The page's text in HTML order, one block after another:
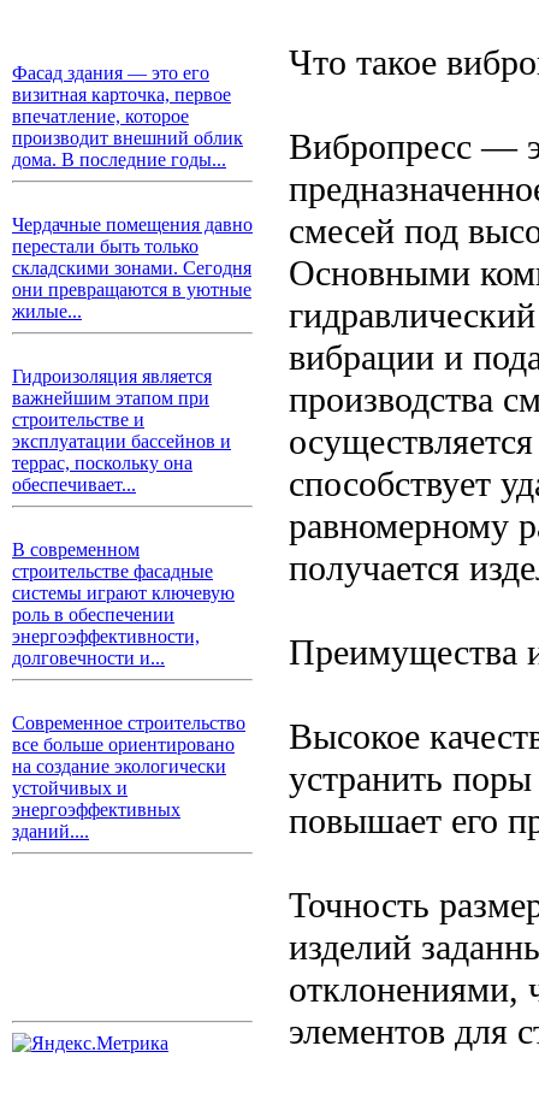
Фасад здания — это его
визитная карточка, первое
впечатление, которое
производит внешний облик
дома. В последние годы...
Чердачные помещения давно
перестали быть только
складскими зонами. Сегодня
они превращаются в уютные
жилые...
Гидроизоляция является
важнейшим этапом при
строительстве и
эксплуатации бассейнов и
террас, поскольку она
обеспечивает...
В современном
строительстве фасадные
системы играют ключевую
роль в обеспечении
энергоэффективности,
долговечности и...
Современное строительство
все больше ориентировано
на создание экологически
устойчивых и
энергоэффективных
зданий....
Что такое
Вибропресс —
смесей под
Основными
вибрации и
производства
способствует
равномерному
получается
Преимущества
Высокое
устранить
повышает его
Точность
изделий
отклонениями,
элементов для